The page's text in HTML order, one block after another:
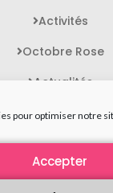
pour optimiser notre
Accepter
Activités
Octobre Rose
Actualités
Contact
STATUTS DE